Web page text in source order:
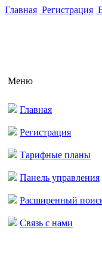
Главная Регистрация
Меню
Главная
Регистрация
Тарифные планы
Панель управления
Расширенный
Связь с нами